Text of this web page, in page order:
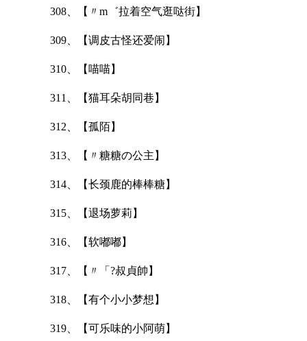
308、【〃m゛拉着空气逛哒街】
309、【调皮古怪还爱闹】
310、【喵喵】
311、【猫耳朵胡同巷】
312、【孤陌】
313、【〃糖糖の公主】
314、【长颈鹿的棒棒糖】
315、【退场萝莉】
316、【软嘟嘟】
317、【〃「?叔貞帥】
318、【有个小小梦想】
319、【可乐味的小阿萌】